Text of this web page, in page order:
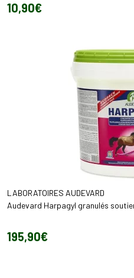
10,90€
LABORATOIRES AUDEVARD
Audevard Harpagyl granulés
195,90€